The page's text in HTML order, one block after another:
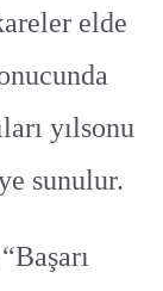
elde
yılsonu
sunulur.